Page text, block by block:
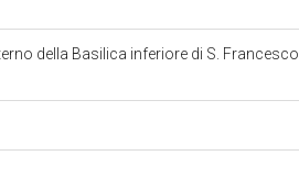
della Basilica inferiore di S. Francesco